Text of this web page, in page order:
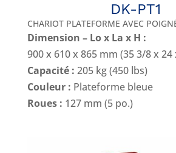
DK-PT1
CHARIOT PLATEFORME AVEC
Dimension – Lo x La x H :
900 x 610 x 865 mm (35 3/8 x 24
Capacité : 205 kg (450 lbs)
Couleur : Plateforme bleue
Roues : 127 mm (5 po.)